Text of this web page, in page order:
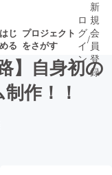
はじ
める
プロジェクト
をさがす
が近いプ
ト
ロ
グ
イ
ン
/
新
規
会
員
登
録
】自身初の
作！！